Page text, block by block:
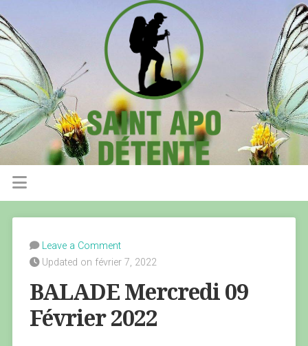
Leave a Comment
Updated on février 7, 2022
BALADE Mercredi 09
Février 2022